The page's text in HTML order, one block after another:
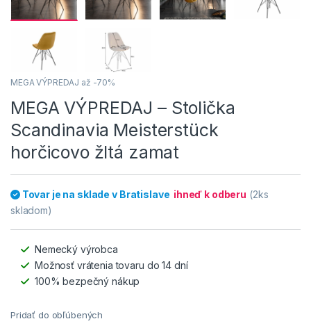
MEGA VÝPREDAJ až -70%
MEGA VÝPREDAJ – Stolička
Scandinavia Meisterstück
horčicovo žltá zamat
Tovar je na sklade v Bratislave ihneď k odberu (2ks
skladom)
Nemecký výrobca
Možnosť vrátenia tovaru do 14 dní
100% bezpečný nákup
Pridať do obľúbených